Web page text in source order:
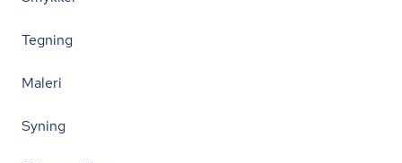
Tegning
Maleri
Syning